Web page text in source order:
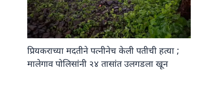
प्रियकराच्या मदतीने पत्नीनेच केली पतीची हत्या ;
मालेगाव पोलिसांनी २४ तासांत उलगडला खून